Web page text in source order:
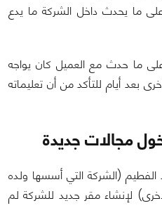
ما يحدث داخل الشركة ما يدع
على ما حدث مع العميل كان يواجه
بعد أيام للتأكد من أن تعليماته
مجالات جديدة
(الشركة التي أسسها ولده
لإنشاء مقر جديد للشركة لم